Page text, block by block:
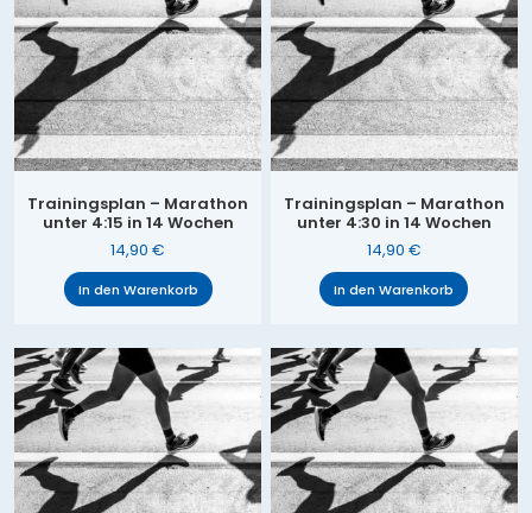
Trainingsplan – Marathon
unter 4:15 in 14 Wochen
14,90€
In den Warenkorb
Trainingsplan – Marathon
unter 4:30 in 14 Wochen
14,90 €
In den Warenkorb